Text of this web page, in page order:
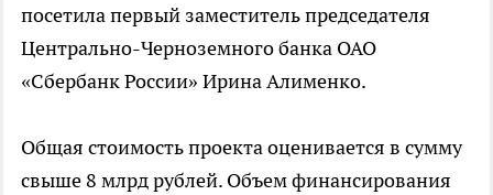
посетила первый заместитель председателя
Центрально-Черноземного банка ОАО
«Сбербанк России» Ирина Алименко.
Общая стоимость проекта оценивается в сумму
свыше 8 млрд рублей. Объем финансирования